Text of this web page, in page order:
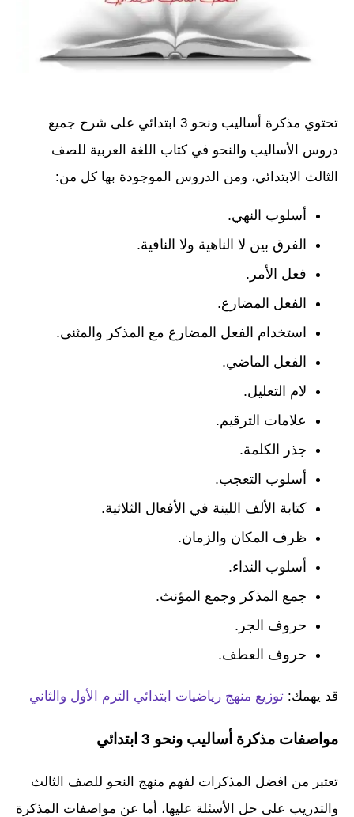
تحتوي مذكرة أساليب ونحو 3 ابتدائي على شرح جميع
دروس الأساليب والنحو في كتاب اللغة العربية للصف
الثالث الابتدائي، ومن الدروس الموجودة بها كل من:
أسلوب النهي.
الفرق بين لا الناهية ولا النافية.
فعل الأمر.
الفعل المضارع.
استخدام الفعل المضارع مع المذكر والمثنى.
الفعل الماضي.
لام التعليل.
علامات الترقيم.
جذر الكلمة.
أسلوب التعجب.
كتابة الألف اللينة في الأفعال الثلاثية.
ظرف المكان والزمان.
أسلوب النداء.
جمع المذكر وجمع المؤنث.
حروف الجر.
حروف العطف.
قد يهمك: توزيع منهج رياضيات ابتدائي الترم الأول والثاني
مواصفات مذكرة أساليب ونحو 3 ابتدائي
تعتبر من افضل المذكرات لفهم منهج النحو للصف الثالث
والتدريب على حل الأسئلة عليها، أما عن مواصفات المذكرة